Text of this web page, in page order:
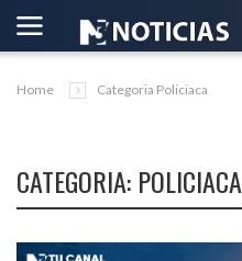
Home Categoria Policiaca
CATEGORIA: POLICIACA